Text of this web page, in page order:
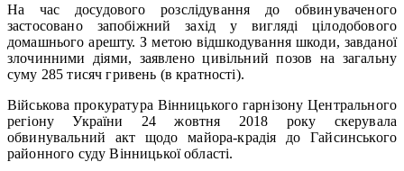
На час досудового розслідування до обвинуваченого
застосовано запобіжний захід у вигляді цілодобового
домашнього арешту. З метою відшкодування шкоди, завданої
злочинними діями, заявлено цивільний позов на загальну
суму 285 тисяч гривень (в кратності).
Військова прокуратура Вінницького гарнізону Центрального
регіону України 24 жовтня 2018 року скерувала
обвинувальний акт щодо майора-крадія до Гайсинського
районного суду Вінницької області.